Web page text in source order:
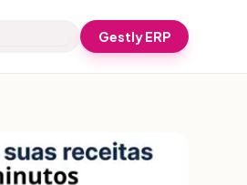
Gestly ERP